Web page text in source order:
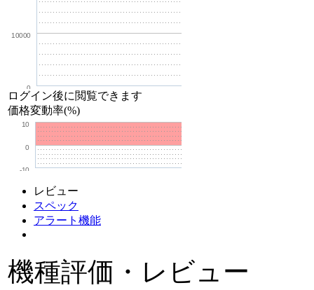
0
10000
ログイン後に閲覧できます
価格変動率(%)
-10
0
10
レビュー
スペック
アラート機能
機種評価・レビュー